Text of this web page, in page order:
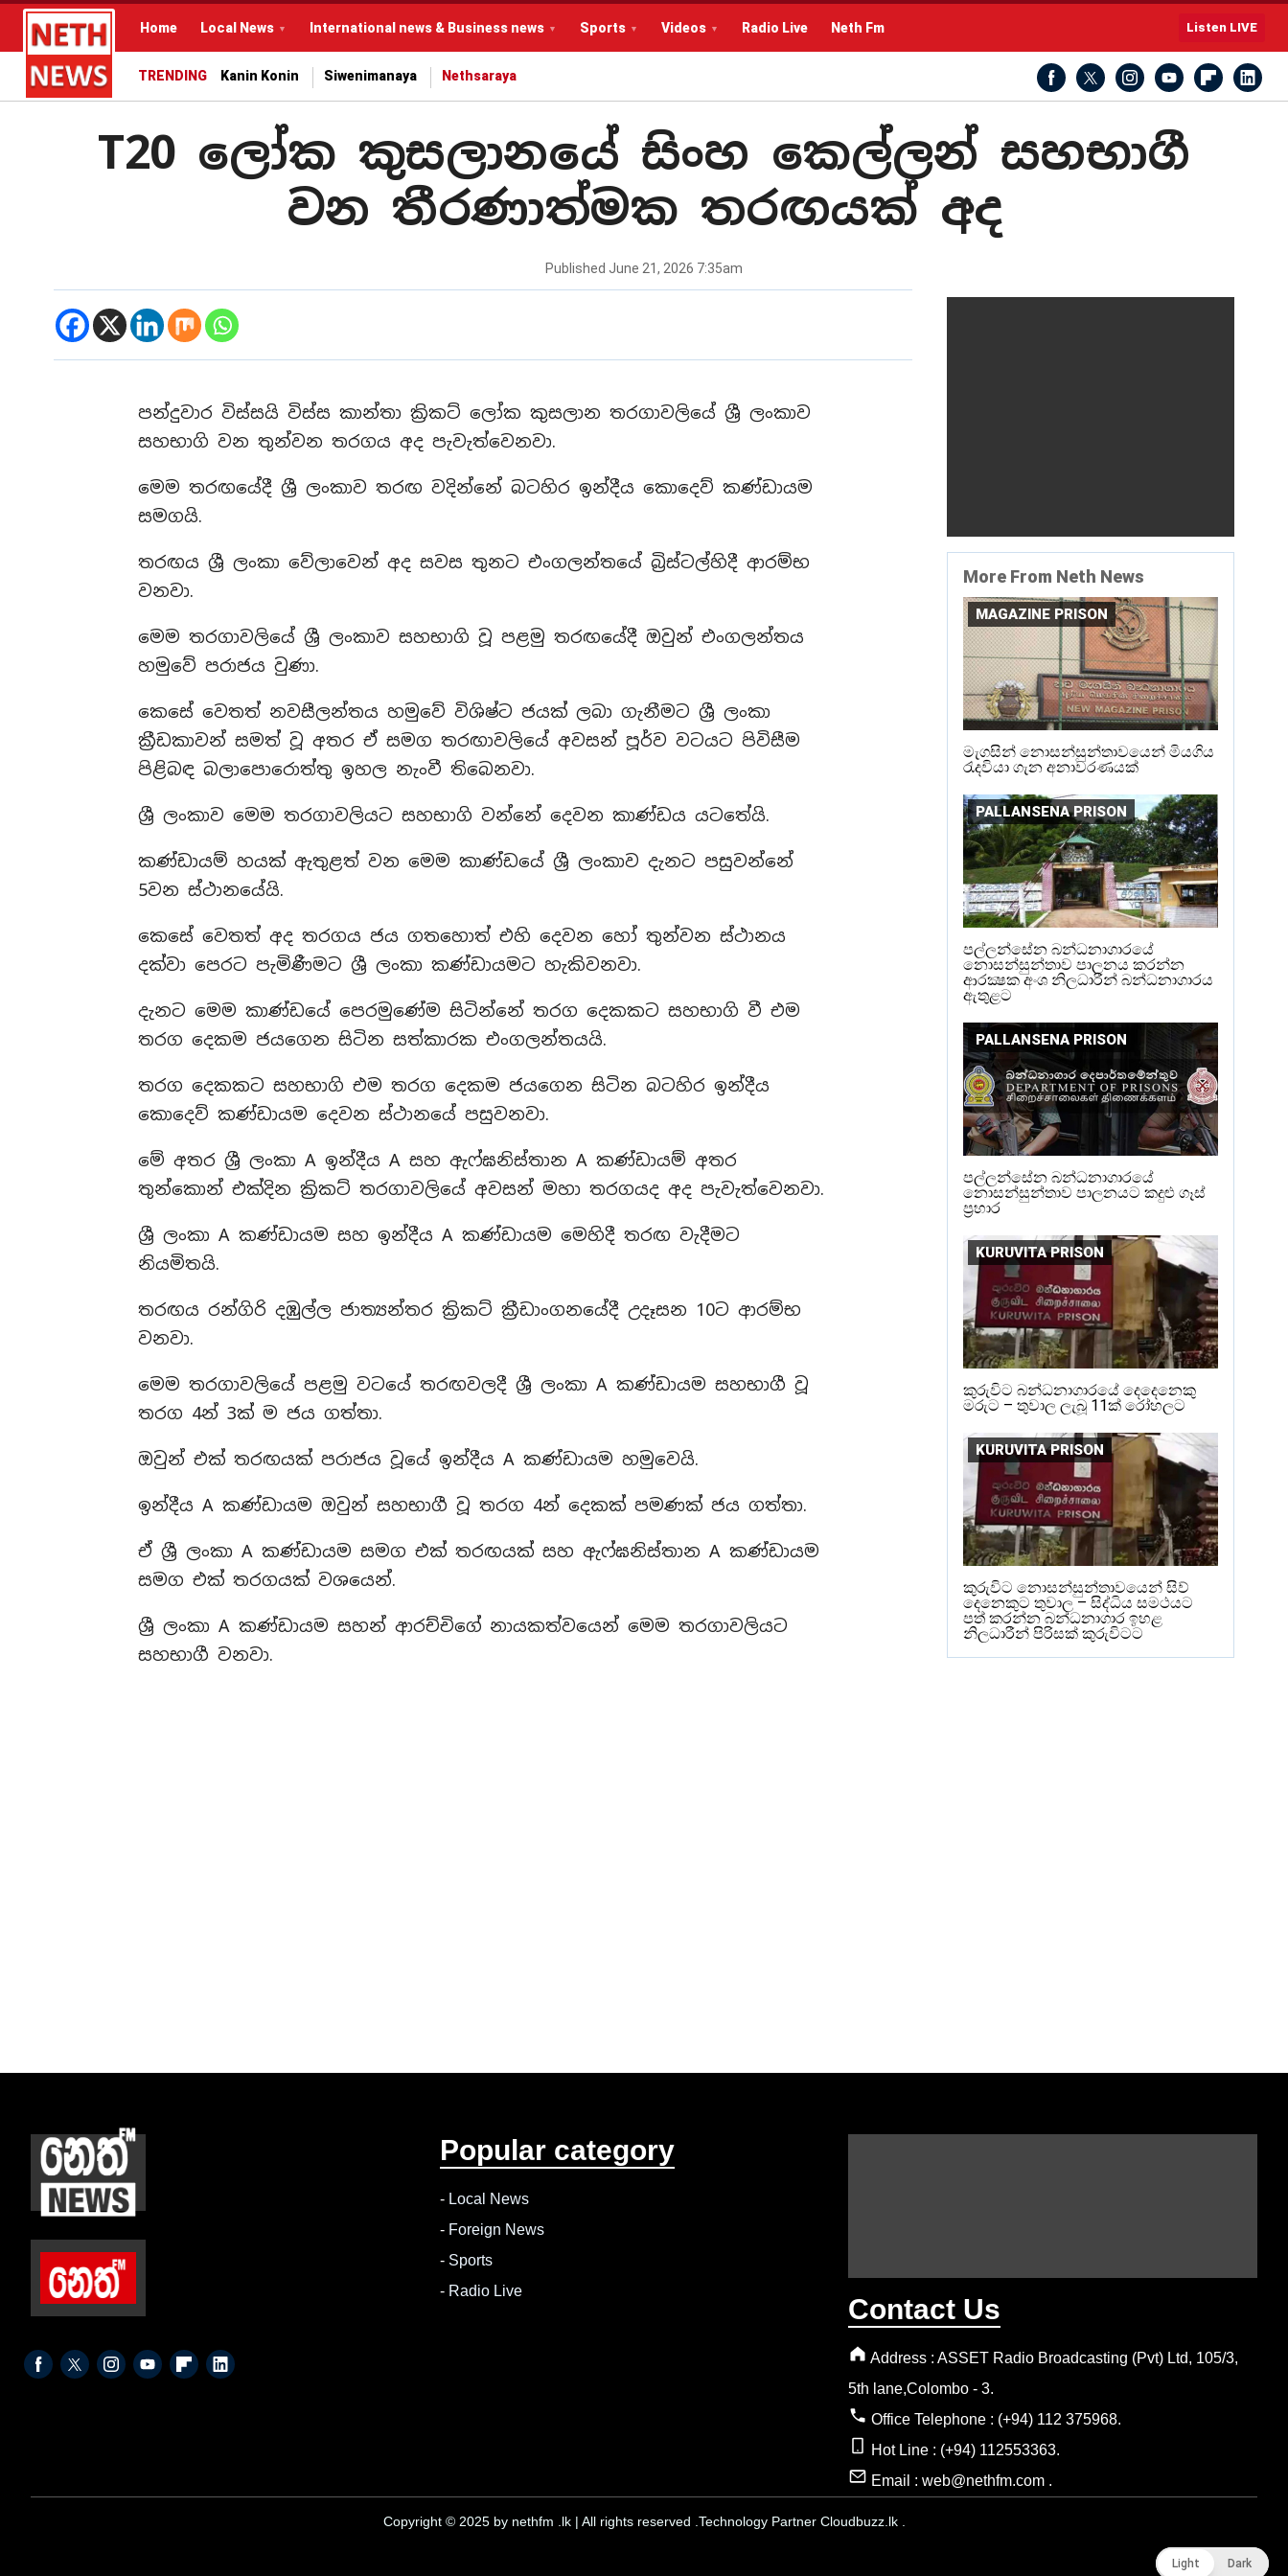
Home Local News International news & Business news Sports Videos Radio Live Neth Fm Listen LIVE
TRENDING Kanin Konin Siwenimanaya Nethsaraya
T20 ලෝක කුසලානයේ සිංහ කෙල්ලන් සහභාගී
වන තීරණාත්මක තරඟයක් අද
Published June 21, 2026 7:35am
පන්දුවාර විස්සයි විස්ස කාන්තා ක්‍රිකට් ලෝක කුසලාන තරගාවලියේ ශ්‍රී ලංකාව
සහභාගි වන තුන්වන තරගය අද පැවැත්වෙනවා.
මෙම තරඟයේදී ශ්‍රී ලංකාව තරඟ වදින්නේ බටහිර ඉන්දීය කොදෙව් කණ්ඩායම
සමගයි.
තරඟය ශ්‍රී ලංකා වේලාවෙන් අද සවස තුනට එංගලන්තයේ බ්‍රිස්ටල්හිදී ආරම්භ
වනවා.
මෙම තරගාවලියේ ශ්‍රී ලංකාව සහභාගි වූ පළමු තරඟයේදී ඔවුන් එංගලන්තය
හමුවේ පරාජය වුණා.
කෙසේ වෙතත් නවසීලන්තය හමුවේ විශිෂ්ට ජයක් ලබා ගැනීමට ශ්‍රී ලංකා
ක්‍රීඩකාවන් සමත් වූ අතර ඒ සමග තරඟාවලියේ අවසන් පූර්ව වටයට පිවිසීම
පිළිබඳ බලාපොරොත්තු ඉහල නැංවී තිබෙනවා.
ශ්‍රී ලංකාව මෙම තරගාවලියට සහභාගි වන්නේ දෙවන කාණ්ඩය යටතේයි.
කණ්ඩායම් හයක් ඇතුළත් වන මෙම කාණ්ඩයේ ශ්‍රී ලංකාව දැනට පසුවන්නේ
5වන ස්ථානයේයි.
කෙසේ වෙතත් අද තරගය ජය ගතහොත් එහි දෙවන හෝ තුන්වන ස්ථානය
දක්වා පෙරට පැමිණීමට ශ්‍රී ලංකා කණ්ඩායමට හැකිවනවා.
දැනට මෙම කාණ්ඩයේ පෙරමුණේම සිටින්නේ තරග දෙකකට සහභාගි වී එම
තරග දෙකම ජයගෙන සිටින සත්කාරක එංගලන්තයයි.
තරග දෙකකට සහභාගි එම තරග දෙකම ජයගෙන සිටින බටහිර ඉන්දීය
කොදෙව් කණ්ඩායම දෙවන ස්ථානයේ පසුවනවා.
මේ අතර ශ්‍රී ලංකා A ඉන්දීය A සහ ඇෆ්ඝනිස්තාන A කණ්ඩායම් අතර
තුන්කොන් එක්දින ක්‍රිකට් තරගාවලියේ අවසන් මහා තරගයද අද පැවැත්වෙනවා.
ශ්‍රී ලංකා A කණ්ඩායම සහ ඉන්දීය A කණ්ඩායම මෙහිදී තරඟ වැදීමට
නියමිතයි.
තරඟය රන්ගිරි දඹුල්ල ජාත්‍යන්තර ක්‍රිකට් ක්‍රීඩාංගනයේදී උදෑසන 10ට ආරම්භ
වනවා.
මෙම තරගාවලියේ පළමු වටයේ තරඟවලදී ශ්‍රී ලංකා A කණ්ඩායම සහභාගී වූ
තරග 4න් 3ක් ම ජය ගත්තා.
ඔවුන් එක් තරඟයක් පරාජය වූයේ ඉන්දීය A කණ්ඩායම හමුවෙයි.
ඉන්දීය A කණ්ඩායම ඔවුන් සහභාගී වූ තරග 4න් දෙකක් පමණක් ජය ගත්තා.
ඒ ශ්‍රී ලංකා A කණ්ඩායම සමග එක් තරඟයක් සහ ඇෆ්ඝනිස්තාන A කණ්ඩායම
සමග එක් තරගයක් වශයෙන්.
ශ්‍රී ලංකා A කණ්ඩායම සහන් ආරච්චිගේ නායකත්වයෙන් මෙම තරගාවලියට
සහභාගී වනවා.
More From Neth News
MAGAZINE PRISON
මැගසින් නොසන්සුන්තාවයෙන් මියගිය
රැදවියා ගැන අනාවරණයක්
PALLANSENA PRISON
පල්ලන්සේන බන්ධනාගාරයේ
නොසන්සුන්තාව පාලනය කරන්න
ආරක්‍ෂක අංශ නිලධාරීන් බන්ධනාගාරය
ඇතුළට
PALLANSENA PRISON
පල්ලන්සේන බන්ධනාගාරයේ
නොසන්සුන්තාව පාලනයට කදුළු ගෑස්
ප්‍රහාර
KURUVITA PRISON
කුරුවිට බන්ධනාගාරයේ දෙදෙනෙකු
මරුට – තුවාල ලැබූ 11ක් රෝහලට
KURUVITA PRISON
කුරුවිට නොසන්සුන්තාවයෙන් සිව්
දෙනෙකුට තුවාල – සිද්ධිය සමථයට
පත් කරන්න බන්ධනාගාර ඉහළ
නිලධාරීන් පිරිසක් කුරුවිටට
Popular category
- Local News
- Foreign News
- Sports
- Radio Live
Contact Us
Address : ASSET Radio Broadcasting (Pvt) Ltd, 105/3,
5th lane,Colombo - 3.
Office Telephone : (+94) 112 375968.
Hot Line : (+94) 112553363.
Email : web@nethfm.com .
Copyright © 2025 by nethfm .lk | All rights reserved .Technology Partner Cloudbuzz.lk .
Light Dark
Light Dark